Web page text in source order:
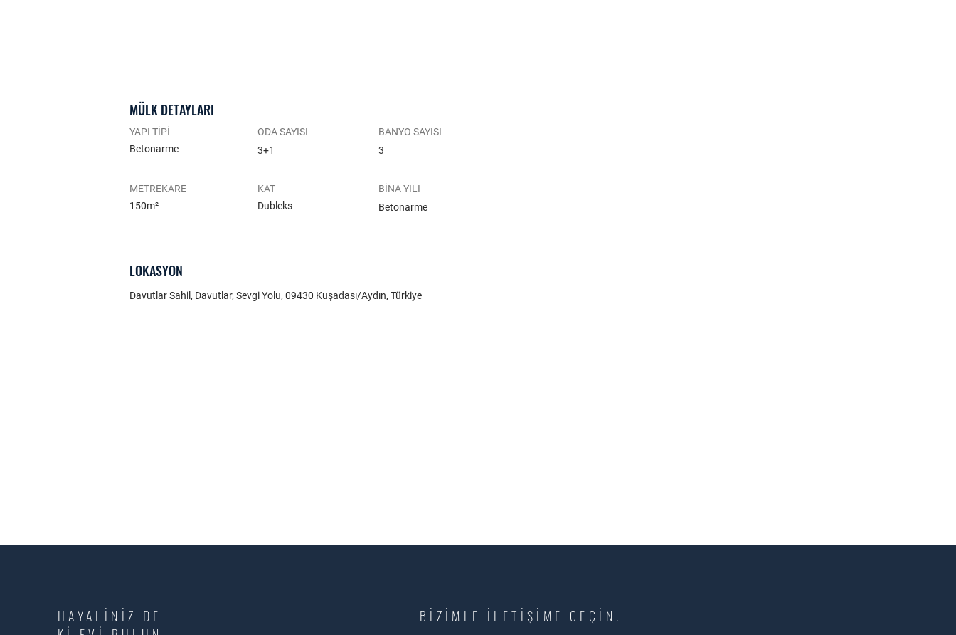
MÜLK DETAYLARI
YAPI TİPİ
Betonarme
ODA SAYISI
3+1
BANYO SAYISI
3
METREKARE
150m²
KAT
Dubleks
BİNA YILI
Betonarme
LOKASYON
Davutlar Sahil, Davutlar, Sevgi Yolu, 09430 Kuşadası/Aydın, Türkiye
HAYALİNİZ DE
BİZİMLE İLETİŞİME GEÇİN.